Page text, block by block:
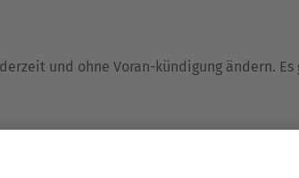
und ohne Voran-kündigung ändern.